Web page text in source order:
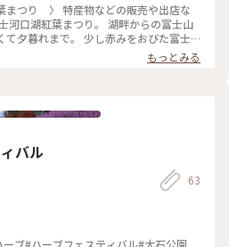
どの販売や出店な
河口湖紅葉まつり。 湖畔からの富士山
て夕暮れまで。 少し赤みをおびた富士
けて帰りました。 #秋日和 #紅
つり #河口湖 #富士山
もっとみる
バル
63